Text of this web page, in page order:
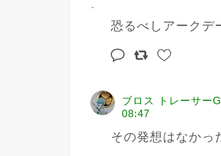
恐るべしアークデ
ブロス トレーサー
08:47
その発想はなかっ